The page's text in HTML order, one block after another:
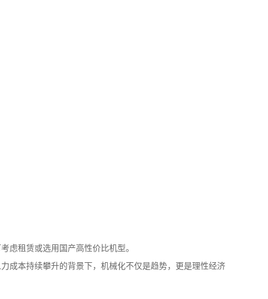
虑租赁或选用国产高性价比机型。
成本持续攀升的背景下，机械化不仅是趋势，更是理性经济